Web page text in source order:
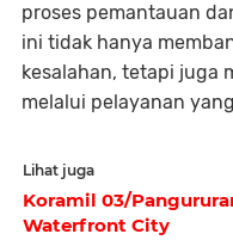
proses pemantauan
ini tidak hanya
kesalahan, tetapi juga
melalui pelayanan
Lihat juga
Koramil 03/
Waterfront City